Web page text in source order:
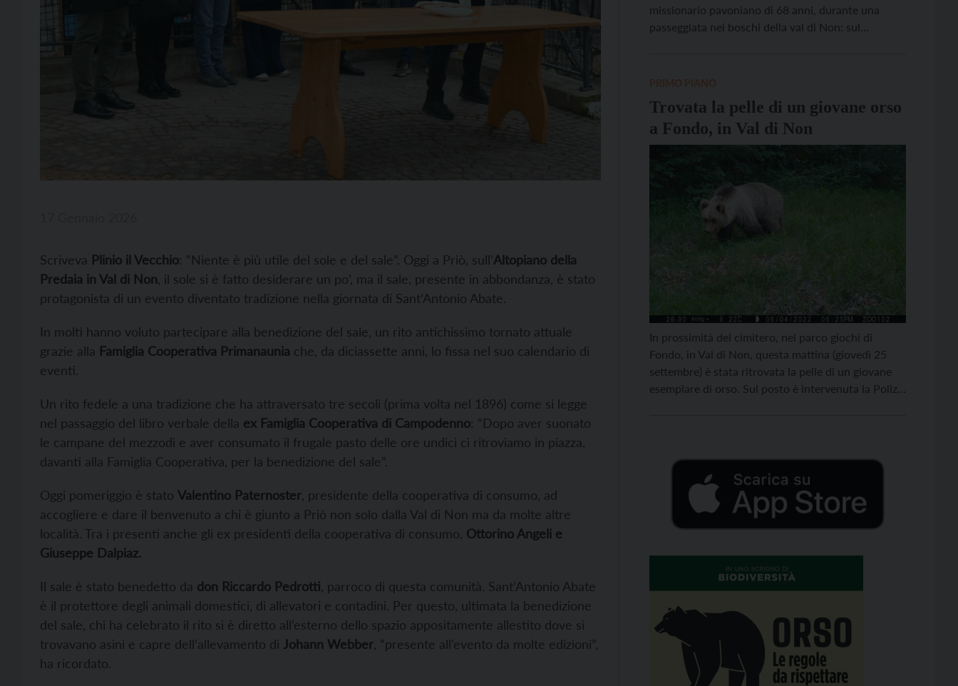
Scriveva Plinio il Vecchio: “Niente è più utile del sole e del sale”. Oggi a Priò, sull’Altopiano della
Predaia in Val di Non , il sole si è fatto desiderare un po’, ma il sale, presente in abbondanza, è stato
protagonista di un evento diventato tradizione nella giornata di Sant’Antonio Abate.
In molti hanno voluto partecipare alla benedizione del sale, un rito antichissimo tornato attuale
grazie alla Famiglia Cooperativa Primanaunia che, da diciassette anni, lo fissa nel suo calendario di
eventi.
Un rito fedele a una tradizione che ha attraversato tre secoli (prima volta nel 1896) come si legge
nel passaggio del libro verbale della ex Famiglia Cooperativa di Campodenno: “Dopo aver suonato
le campane del mezzodì e aver consumato il frugale pasto delle ore undici ci ritroviamo in piazza,
davanti alla Famiglia Cooperativa, per la benedizione del sale”.
Oggi pomeriggio è stato Valentino Paternoster , presidente della cooperativa di consumo, ad
accogliere e dare il benvenuto a chi è giunto a Priò non solo dalla Val di Non ma da molte altre
località. Tra i presenti anche gli ex presidenti della cooperativa di consumo, Ottorino Angeli e
Giuseppe Dalpiaz.
Il sale è stato benedetto da don Riccardo Pedrotti , parroco di questa comunità. Sant’Antonio Abate
è il protettore degli animali domestici, di allevatori e contadini. Per questo, ultimata la benedizione
del sale, chi ha celebrato il rito si è diretto all’esterno dello spazio appositamente allestito dove si
trovavano asini e capre dell’allevamento di Johann Webber , “presente all’evento da molte edizioni”,
ha ricordato.
missionario pavoniano di 68 anni, durante una
passeggiata nei boschi della val di Non: sul
Trovata la pelle di un giovane orso
a Fondo, in Val di Non
In prossimità del cimitero, nel parco giochi di
Fondo, in Val di Non, questa mattina (giovedì 25
settembre) è stata ritrovata la pelle di un giovane
esemplare di orso. Sul posto è intervenuta la Polizia